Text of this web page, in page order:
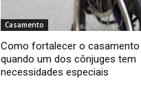
Casamento
Como fortalecer o casamento
quando um dos cônjuges tem
necessidades especiais